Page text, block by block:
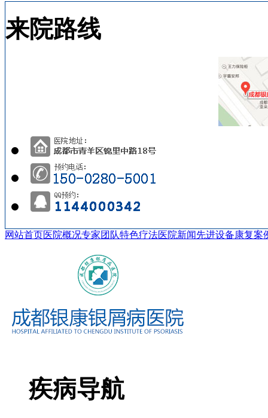
来院路线
网站首页医院概况专家团队特色疗法医院新闻先进设备康复案
疾病导航